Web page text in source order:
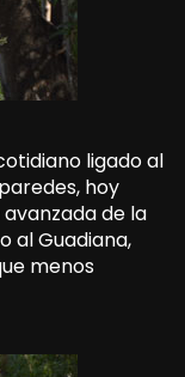
ligado al
hoy
de la
al Guadiana,
menos